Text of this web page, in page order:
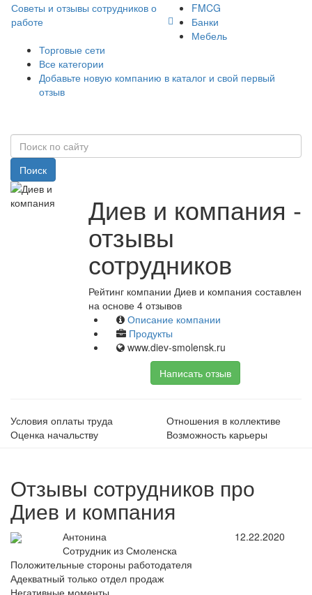
Советы и отзывы сотрудников о
работе
FMCG
Банки
Мебель
Торговые сети
Все категории
Добавьте новую компанию в каталог и свой первый
отзыв
Поиск
Диев и компания -
отзывы
сотрудников
Рейтинг компании Диев и компания составлен
на основе 4 отзывов
Описание компании
Продукты
www.diev-smolensk.ru
Написать отзыв
Условия оплаты труда
Отношения в коллективе
Оценка начальству
Возможность карьеры
Отзывы сотрудников про
Диев и компания
Антонина
Сотрудник из Смоленска
12.22.2020
Положительные стороны работодателя
Адекватный только отдел продаж
Негативные моменты